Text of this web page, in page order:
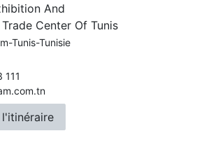
And
Center Of Tunis
Tunis-Tunisie
111